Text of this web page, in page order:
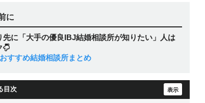
に
先に「大手の優良IBJ結婚相談所が知りたい」人は
すすめ結婚相談所まとめ
目次